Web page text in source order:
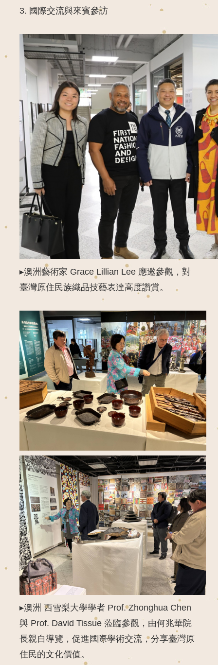
3. 國際交流與來賓參訪
▸澳洲藝術家 Grace Lillian Lee 應邀參觀，對
臺灣原住民族織品技藝表達高度讚賞。
▸澳洲 西雪梨大學學者 Prof.Zhonghua Chen
與 Prof. David Tissue 蒞臨參觀，由何兆華院
長親自導覽，促進國際學術交流，分享臺灣原
住民的文化價值。